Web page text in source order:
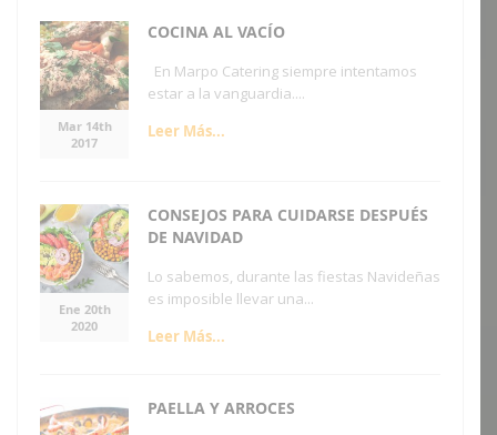
Mar 14th
2017
COCINA AL VACÍO
En Marpo Catering siempre intentamos
estar a la vanguardia....
Leer Más...
Ene 20th
2020
CONSEJOS PARA CUIDARSE DESPUÉS
DE NAVIDAD
Lo sabemos, durante las fiestas Navideñas
es imposible llevar una...
Leer Más...
PAELLA Y ARROCES